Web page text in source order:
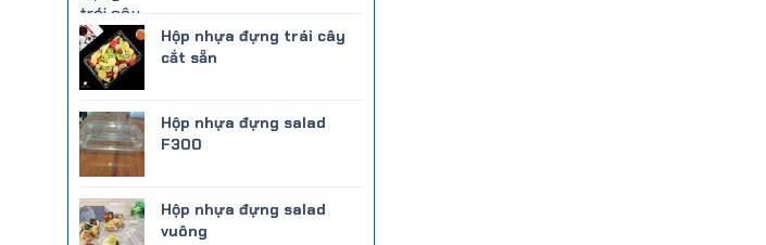
Hộp nhựa đựng trái cây
cắt sẵn
Hộp nhựa đựng salad
F300
Hộp nhựa đựng salad
vuông